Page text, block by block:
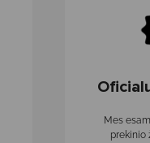
Mes
prekinio